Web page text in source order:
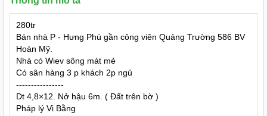
280tr
Bán nhà P - Hưng Phú gần công viên Quảng Trường 586 BV
Hoàn Mỹ.
Nhà có Wiev sông mát mẻ
Có sân hàng 3 p khách 2p ngủ
----------------
Dt 4,8×12. Nở hậu 6m. ( Đất trên bờ )
Pháp lý Vi Bằng